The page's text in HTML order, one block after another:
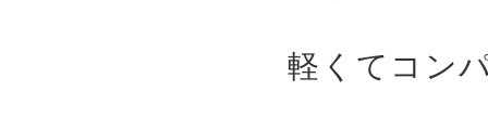
軽くてコン